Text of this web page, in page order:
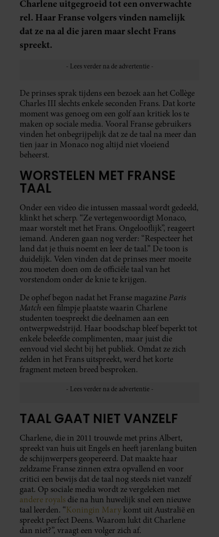
Charlene uitgegroeid tot een onverwachte
rel. Haar Franse volgers vinden namelijk
dat ze na al die jaren maar slecht Frans
spreekt.
De prinses sprak tijdens een bezoek aan het Collège
Charles III slechts enkele seconden Frans. Dat korte
moment was genoeg om een golf aan kritiek los te
maken op sociale media. Vooral Franse gebruikers
vinden het onbegrijpelijk dat ze de taal na meer dan
tien jaar in Monaco nog altijd niet vloeiend
beheerst.
WORSTELEN MET FRANSE
TAAL
Onder een video die intussen massaal wordt gedeeld,
klinkt het scherp. “Ze vertegenwoordigt Monaco,
maar worstelt met het Frans. Ongelooflijk”, reageert
iemand. Anderen gaan nog verder: “Respecteer het
land dat je thuis noemt en leer de taal.” De toon is
duidelijk. Velen vinden dat de prinses meer moeite
zou moeten doen om de officiële taal van het
vorstendom onder de knie te krijgen.
De ophef begon nadat het Franse magazineParis
Match een filmpje plaatste waarin Charlene
studenten toespreekt die deelnamen aan een
ontwerpwedstrijd. Haar boodschap bleef beperkt tot
enkele beleefde complimenten, maar juist die
eenvoud viel slecht bij het publiek. Omdat ze zich
zelden in het Frans uitspreekt, werd het korte
fragment meteen breed besproken.
TAAL GAAT NIET VANZELF
Charlene, die in 2011 trouwde met prins Albert,
spreekt van huis uit Engels en heeft jarenlang buiten
de schijnwerpers geopereerd. Dat maakte haar
zeldzame Franse zinnen extra opvallend en voor
critici een bewijs dat de taal nog steeds niet vanzelf
gaat. Op sociale media wordt ze vergeleken met
andere royals die na hun huwelijk snel een nieuwe
taal leerden. “Koningin Marykomt uit Australië en
spreekt perfect Deens. Waarom lukt dit Charlene
dan niet?”, vraagt een volger zich af.